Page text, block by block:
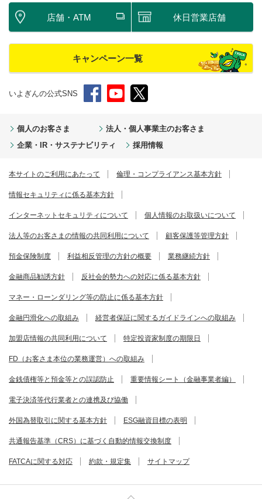
店舗・ATM 休日営業店舗
キャンペーン一覧
いよぎんの公式SNS
個人のお客さま
法人・個人事業主のお客さま
企業・IR・サステナビリティ
採用情報
本サイトのご利用にあたって 倫理・コンプライアンス基本方針
情報セキュリティに係る基本方針
インターネットセキュリティについて 個人情報のお取扱いについて
法人等のお客さまの情報の共同利用について 顧客保護等管理方針
預金保険制度 利益相反管理の方針の概要 業務継続方針
金融商品勧誘方針 反社会的勢力への対応に係る基本方針
マネー・ローンダリング等の防止に係る基本方針
金融円滑化への取組み 経営者保証に関するガイドラインへの取組み
加盟店情報の共同利用について 特定投資家制度の期限日
FD（お客さま本位の業務運営）への取組み
金銭債権等と預金等との誤認防止 重要情報シート（金融事業者編）
電子決済等代行業者との連携及び協働
外国為替取引に関する基本方針 ESG融資目標の表明
共通報告基準（CRS）に基づく自動的情報交換制度
FATCAに関する対応 約款・規定集 サイトマップ